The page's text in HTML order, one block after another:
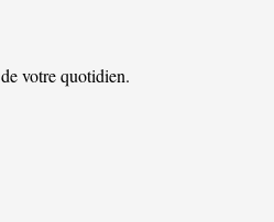
votre quotidien.